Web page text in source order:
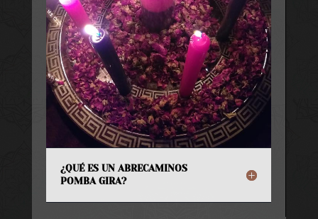
¿QUÉ ES UN ABRECAMINOS
POMBA GIRA?